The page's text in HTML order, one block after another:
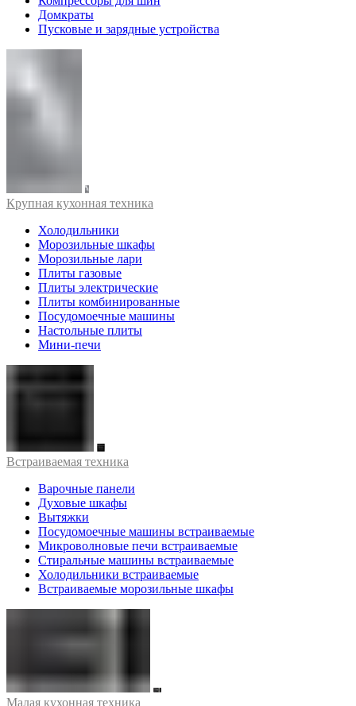
Домкраты
Пусковые и зарядные устройства
Крупная кухонная техника
Холодильники
Морозильные шкафы
Морозильные лари
Плиты газовые
Плиты электрические
Плиты комбинированные
Посудомоечные машины
Настольные плиты
Мини-печи
Встраиваемая техника
Варочные панели
Духовые шкафы
Вытяжки
Посудомоечные машины встраиваемые
Микроволновые печи встраиваемые
Стиральные машины встраиваемые
Холодильники встраиваемые
Встраиваемые морозильные шкафы
Малая кухонная техника